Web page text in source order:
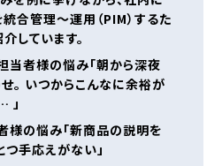
合管理～運用（PIM）するた
しています。
当者様の悩み「朝から深夜
。 いつからこんなに余裕が
」
様の悩み「新商品の説明を
つ手応えがない」